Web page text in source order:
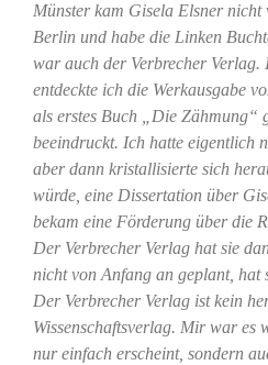
Münster kam Gisela Elsner nicht
Berlin und habe die Linken
war auch der Verbrecher Verlag.
entdeckte ich die Werkausgabe
als erstes Buch „Die Zähmung“
beeindruckt. Ich hatte eigentlich
aber dann kristallisierte sich
würde, eine Dissertation über
bekam eine Förderung über die
Der Verbrecher Verlag hat sie
nicht von Anfang an geplant, hat
Der Verbrecher Verlag ist kein
Wissenschaftsverlag. Mir war es
nur einfach erscheint, sondern